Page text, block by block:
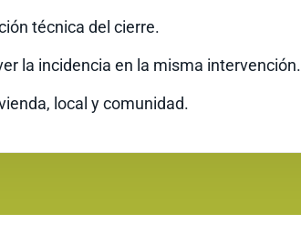
técnica del cierre.
la incidencia en la misma intervención.
local y comunidad.